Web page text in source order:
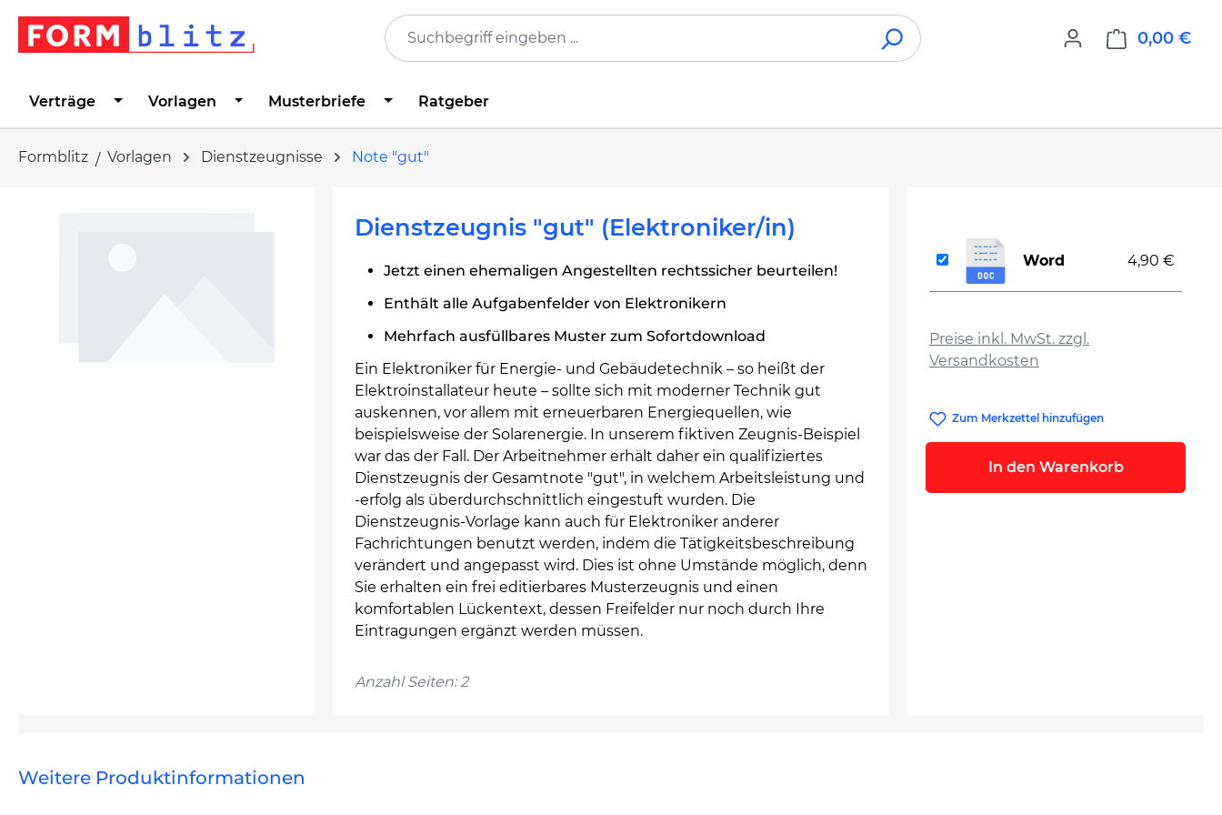
Zur Hauptnavigation springen
0,00 €
Verträge Vorlagen Musterbriefe Ratgeber
Formblitz Vorlagen Dienstzeugnisse Note "gut"
Dienstzeugnis "gut" (Elektroniker/in)
Jetzt einen ehemaligen Angestellten rechtssicher beurteilen!
Enthält alle Aufgabenfelder von Elektronikern
Mehrfach ausfüllbares Muster zum Sofortdownload
Ein Elektroniker für Energie- und Gebäudetechnik – so heißt der
Elektroinstallateur heute – sollte sich mit moderner Technik gut
auskennen, vor allem mit erneuerbaren Energiequellen, wie
beispielsweise der Solarenergie. In unserem fiktiven Zeugnis-Beispiel
war das der Fall. Der Arbeitnehmer erhält daher ein qualifiziertes
Dienstzeugnis der Gesamtnote "gut", in welchem Arbeitsleistung und
-erfolg als überdurchschnittlich eingestuft wurden. Die
Dienstzeugnis-Vorlage kann auch für Elektroniker anderer
Fachrichtungen benutzt werden, indem die Tätigkeitsbeschreibung
verändert und angepasst wird. Dies ist ohne Umstände möglich, denn
Sie erhalten ein frei editierbares Musterzeugnis und einen
komfortablen Lückentext, dessen Freifelder nur noch durch Ihre
Eintragungen ergänzt werden müssen.
Anzahl Seiten: 2
Preise inkl. MwSt. zzgl.
Versandkosten
Word 4,90 €
Zum Merkzettel hinzufügen
In den Warenkorb
Weitere Produktinformationen